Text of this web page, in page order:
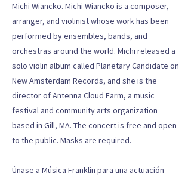
Michi Wiancko. Michi Wiancko is a composer,
arranger, and violinist whose work has been
performed by ensembles, bands, and
orchestras around the world. Michi released a
solo violin album called Planetary Candidate on
New Amsterdam Records, and she is the
director of Antenna Cloud Farm, a music
festival and community arts organization
based in Gill, MA. The concert is free and open
to the public. Masks are required.
Únase a Música Franklin para una actuación